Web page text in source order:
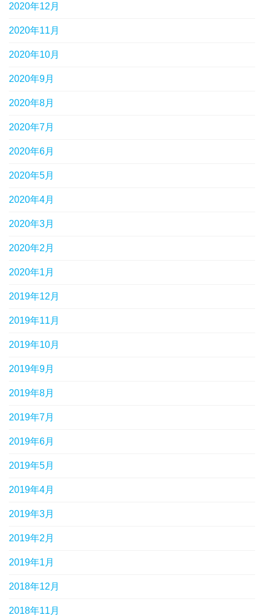
2020年12月
2020年11月
2020年10月
2020年9月
2020年8月
2020年7月
2020年6月
2020年5月
2020年4月
2020年3月
2020年2月
2020年1月
2019年12月
2019年11月
2019年10月
2019年9月
2019年8月
2019年7月
2019年6月
2019年5月
2019年4月
2019年3月
2019年2月
2019年1月
2018年12月
2018年11月